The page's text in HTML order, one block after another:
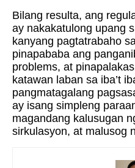
Bilang resulta, ang
ay nakakatulong upang
kanyang pagtatrabaho
pinapababa ang
problems, at
katawan laban sa iba’t
pangmatagalang
ay isang simpleng
magandang kalusugan
sirkulasyon, at malusog